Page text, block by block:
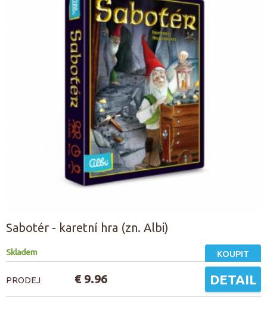
Sabotér - karetní hra (zn. Albi)
Skladem KOUPIT
PRODEJ € 9.96 DETAIL